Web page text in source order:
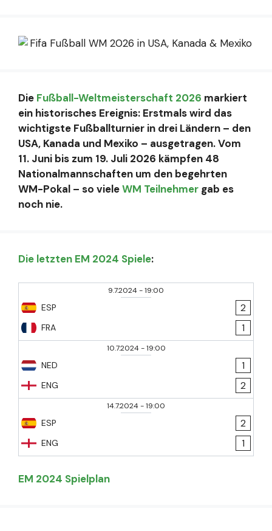
Die Fußball-Weltmeisterschaft 2026 markiert
ein historisches Ereignis: Erstmals wird das
wichtigste Fußballturnier in drei Ländern – den
USA, Kanada und Mexiko – ausgetragen. Vom
11. Juni bis zum 19. Juli 2026 kämpfen 48
Nationalmannschaften um den begehrten
WM-Pokal – so vieleWM Teilnehmer gab es
noch nie.
Die letzten EM 2024 Spiele:
9.7.2024-19:00
ESP
FRA
2
1
10.7.2024-19:00
NED
ENG
1
2
14.7.2024-19:00
ESP
ENG
2
1
EM 2024 Spielplan